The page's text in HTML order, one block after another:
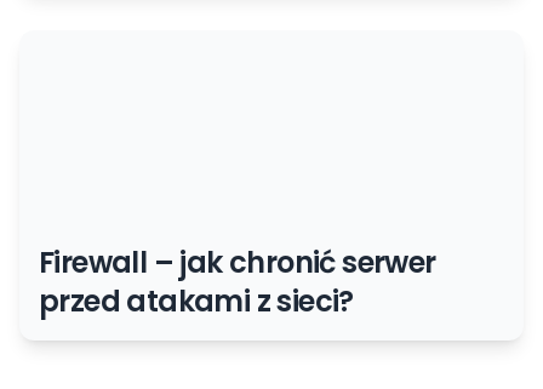
Firewall – jak chronić serwer
przed atakami z sieci?